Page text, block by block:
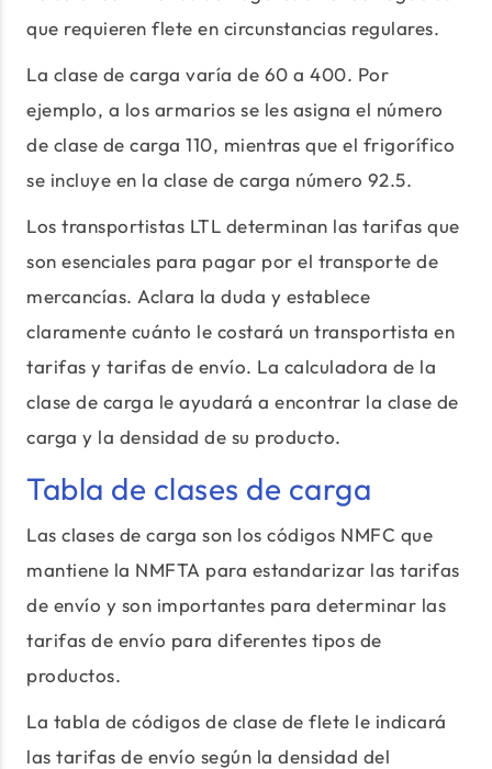
que requieren flete en circunstancias regulares.
La clase de carga varía de 60 a 400. Por
ejemplo, a los armarios se les asigna el número
de clase de carga 110, mientras que el frigorífico
se incluye en la clase de carga número 92.5.
Los transportistas LTL determinan las tarifas que
son esenciales para pagar por el transporte de
mercancías. Aclara la duda y establece
claramente cuánto le costará un transportista en
tarifas y tarifas de envío. La calculadora de la
clase de carga le ayudará a encontrar la clase de
carga y la densidad de su producto.
Tabla de clases de carga
Las clases de carga son los códigos NMFC que
mantiene la NMFTA para estandarizar las tarifas
de envío y son importantes para determinar las
tarifas de envío para diferentes tipos de
productos.
La tabla de códigos de clase de flete le indicará
las tarifas de envío según la densidad del